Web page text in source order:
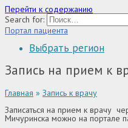
Перейти к содержанию
Search for:
Портал пациента
Выбрать регион
Запись на прием к
Главная » Запись к врачу
Записаться на прием к врачу
Мичуринска можно на портале